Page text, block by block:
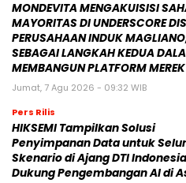
MONDEVITA MENGAKUISISI
MAYORITAS DI UNDERSCORE
PERUSAHAAN INDUK
SEBAGAI LANGKAH KEDUA
MEMBANGUN PLATFORM
Jumat, 7 Agu 2026 - 09:32 WIB
Pers Rilis
HIKSEMI Tampilkan Solusi
Penyimpanan Data untuk
Skenario di Ajang DTI
Dukung Pengembangan AI di